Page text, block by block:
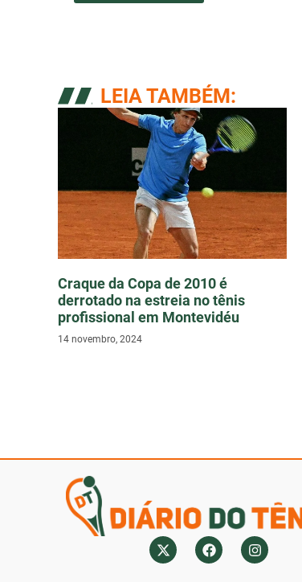
LEIA TAMBÉM:
Craque da Copa de 2010 é
derrotado na estreia no tênis
profissional em Montevidéu
14 novembro, 2024